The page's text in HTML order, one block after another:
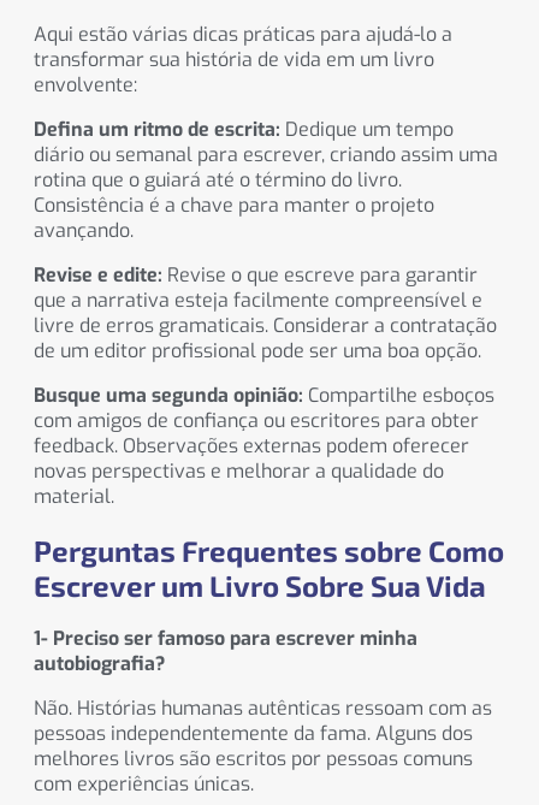
Aqui estão várias dicas práticas para ajudá-lo a
transformar sua história de vida em um livro
envolvente:
Defina um ritmo de escrita: Dedique um tempo
diário ou semanal para escrever, criando assim uma
rotina que o guiará até o término do livro.
Consistência é a chave para manter o projeto
avançando.
Revise e edite: Revise o que escreve para garantir
que a narrativa esteja facilmente compreensível e
livre de erros gramaticais. Considerar a contratação
de um editor profissional pode ser uma boa opção.
Busque uma segunda opinião: Compartilhe esboços
com amigos de confiança ou escritores para obter
feedback. Observações externas podem oferecer
novas perspectivas e melhorar a qualidade do
material.
Perguntas Frequentes sobre Como
Escrever um Livro Sobre Sua Vida
1- Preciso ser famoso para escrever minha
autobiografia?
Não. Histórias humanas autênticas ressoam com as
pessoas independentemente da fama. Alguns dos
melhores livros são escritos por pessoas comuns
com experiências únicas.